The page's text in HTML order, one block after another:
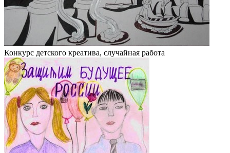
Конкурс детского креатива, случайная работа